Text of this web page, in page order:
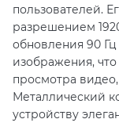
пользователей.
разрешением
обновления 90 Гц
изображения,
просмотра
Металлический
устройству